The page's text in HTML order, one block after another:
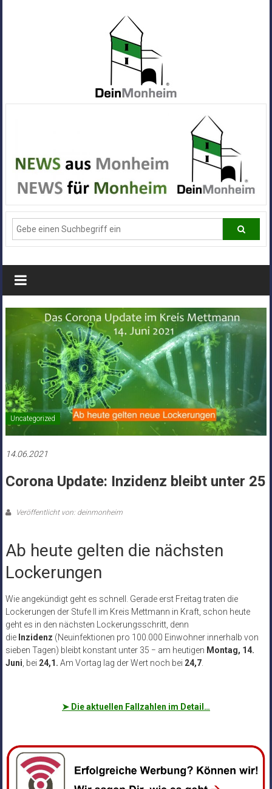
Alle
News
aus
Deiner
Stadt
Monheim
Uncategorized
14.06.2021
Corona Update: Inzidenz bleibt unter 25
Veröffentlicht von: deinmonheim
Ab heute gelten die nächsten
Lockerungen
Wie angekündigt geht es schnell. Gerade erst Freitag traten die
Lockerungen der Stufe II im Kreis Mettmann in Kraft, schon heute
geht es in den nächsten Lockerungsschritt, denn
die Inzidenz (Neuinfektionen pro 100.000 Einwohner innerhalb von
sieben Tagen) bleibt konstant unter 35 − am heutigen Montag, 14.
Juni , bei 24,1. Am Vortag lag der Wert noch bei 24,7.
➤ Die aktuellen Fallzahlen im Detail…